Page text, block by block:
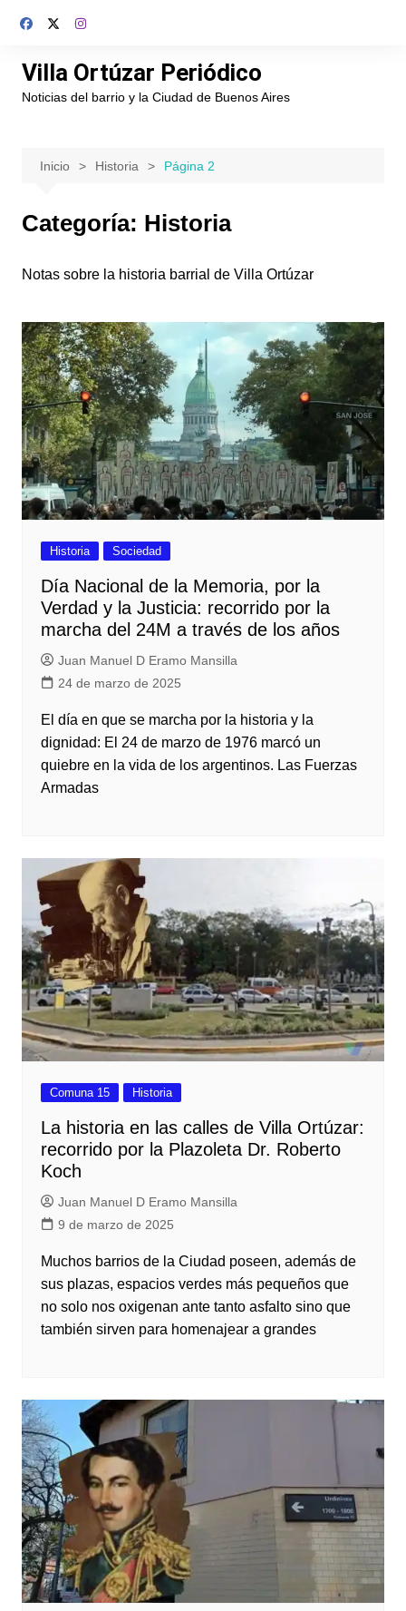
Villa Ortúzar Periódico
Noticias del barrio y la Ciudad de Buenos Aires
Inicio Historia Página 2
Categoría: Historia
Notas sobre la historia barrial de Villa Ortúzar
Historia Sociedad
Día Nacional de la Memoria, por la
Verdad y la Justicia: recorrido por la
marcha del 24M a través de los años
Juan Manuel D Eramo Mansilla
24 de marzo de 2025
El día en que se marcha por la historia y la
dignidad: El 24 de marzo de 1976 marcó un
quiebre en la vida de los argentinos. Las Fuerzas
Armadas
Comuna 15 Historia
La historia en las calles de Villa Ortúzar:
recorrido por la Plazoleta Dr. Roberto
Koch
Juan Manuel D Eramo Mansilla
9 de marzo de 2025
Muchos barrios de la Ciudad poseen, además de
sus plazas, espacios verdes más pequeños que
no solo nos oxigenan ante tanto asfalto sino que
también sirven para homenajear a grandes